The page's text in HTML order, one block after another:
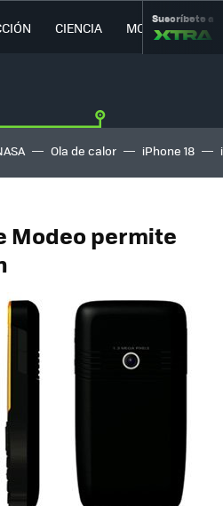
CIENCIA MOVILIDAD
Suscríbete a
Ola de calor iPhone 18
Modeo permite